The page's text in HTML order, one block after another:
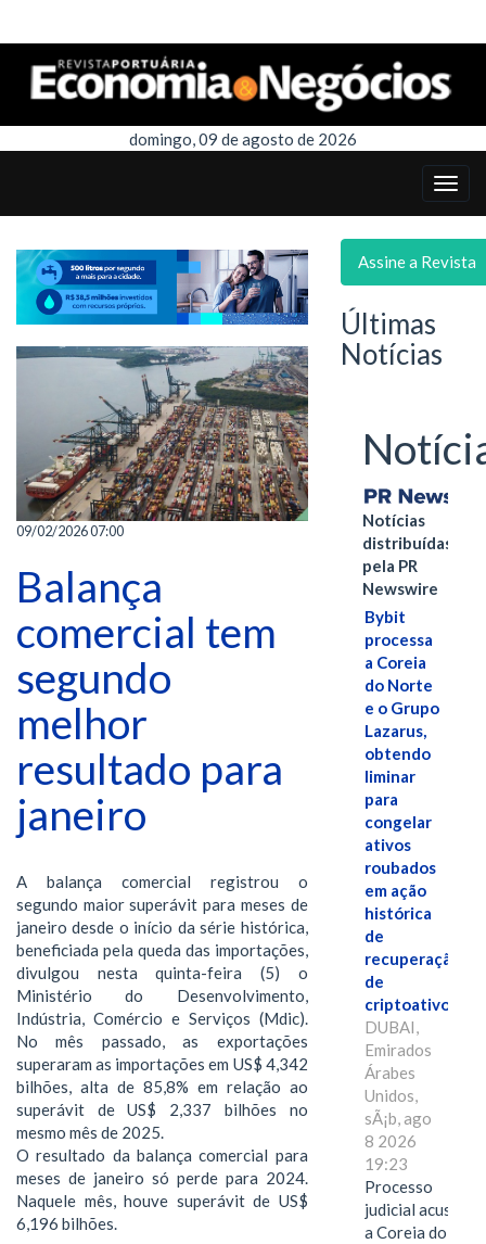
domingo, 09 de agosto de 2026
09/02/2026 07:00
Balança
comercial tem
segundo
melhor
resultado para
janeiro
A balança comercial registrou o
segundo maior superávit para meses de
janeiro desde o início da série histórica,
beneficiada pela queda das importações,
divulgou nesta quinta-feira (5) o
Ministério do Desenvolvimento,
Indústria, Comércio e Serviços (Mdic).
No mês passado, as exportações
superaram as importações em US$ 4,342
bilhões, alta de 85,8% em relação ao
superávit de US$ 2,337 bilhões no
mesmo mês de 2025.
O resultado da balança comercial para
meses de janeiro só perde para 2024.
Naquele mês, houve superávit de US$
6,196 bilhões.
Assine a Revista
Últimas
Notícias
Notícias
distribuídas
pela PR
Newswire
Bybit
processa
a Coreia
do Norte
e o Grupo
Lazarus,
obtendo
liminar
para
congelar
ativos
roubados
em ação
histórica
de
recuperação
de
criptoativos
DUBAI,
Emirados
Árabes
Unidos,
sÃ¡b, ago
8 2026
19:23
Processo
judicial acusa
a Coreia do